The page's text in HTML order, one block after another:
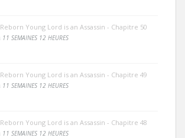
Young Lord is an Assassin - Chapitre 50
11 SEMAINES 12 HEURES
Young Lord is an Assassin - Chapitre 49
11 SEMAINES 12 HEURES
Young Lord is an Assassin - Chapitre 48
11 SEMAINES 12 HEURES